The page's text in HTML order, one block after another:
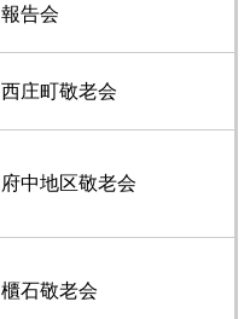
報告会
西庄町敬老会
府中地区敬老会
櫃石敬老会